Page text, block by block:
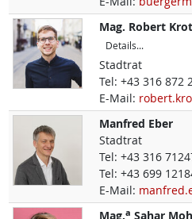
Mag. Robert
Details...
Stadtrat
Tel: +43 316 872
E-Mail:
Manfred Eber
Stadtrat
Tel: +43 316
Tel: +43 699
E-Mail:
Mag.a Sahar